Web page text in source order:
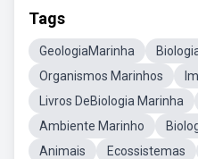
Tags
GeologiaMarinha
Organismos Marinhos
Livros DeBiologia Marinha
Ambiente Marinho
Animais
Ecossistemas